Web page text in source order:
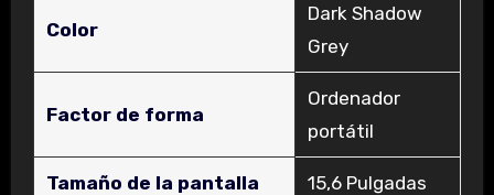
Color
‎Dark Shadow
Grey
Factor de forma
‎Ordenador
portátil
Tamaño de la pantalla ‎15,6 Pulgadas